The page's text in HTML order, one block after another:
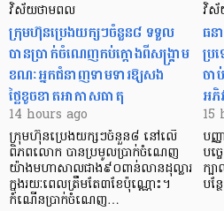
វិស័យថាមពល
ក្រុមហ៊ុនប្រេងយក្សៗចំនួន៨ ទទួល
បានប្រាក់ចំណេញកប់ក្តោងពីសង្គ្រាម
ខណៈអ្នកជំនាញទាមទារឱ្យសង
ថ្លៃខូចខាតអាកាសធាតុ
14 hours ago
ក្រុមហ៊ុនប្រេងយក្សៗចំនួន៨ នៅលើ
ពិភពលោក បានប្រមូលប្រាក់ចំណេញ
យ៉ាងមហាសាលជាង៩០ពាន់លានដុល្លារ
ក្នុងរយៈពេលត្រឹមតែ៣ខែប៉ុណ្ណោះ។
កំណើនប្រាក់ចំណេញ…
វិស័
ធន
ប្រ
ចា
អភិ
15
បញ្
បច្
ក្ប
បន្